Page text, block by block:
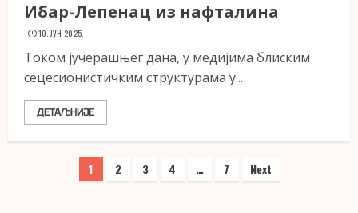
Ибар-Лепенац из нафталина
10. ЈУН 2025.
Током јучерашњег дана, у медијима блиским
сецесионистичким структурама у...
ДЕТАЉНИЈЕ
Пагинација
1 2 3 4 … 7 Next